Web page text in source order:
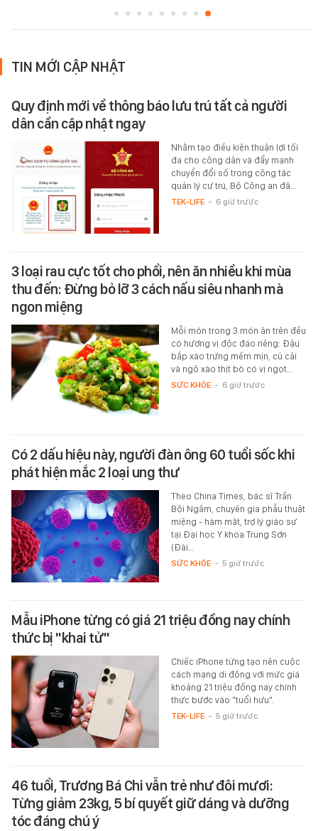
TIN MỚI CẬP NHẬT
Quy định mới về thông báo lưu trú tất cả người
dân cần cập nhật ngay
Nhằm tạo điều kiện thuận lợi tối
đa cho công dân và đẩy mạnh
chuyển đổi số trong công tác
quản lý cư trú, Bộ Công an đã…
TEK-LIFE - 6 giờ trước
3 loại rau cực tốt cho phổi, nên ăn nhiều khi mùa
thu đến: Đừng bỏ lỡ 3 cách nấu siêu nhanh mà
ngon miệng
Mỗi món trong 3 món ăn trên đều
có hương vị độc đáo riêng: Đậu
bắp xào trứng mềm mịn, củ cải
và ngô xào thịt bò có vị ngọt…
SỨC KHỎE - 6 giờ trước
Có 2 dấu hiệu này, người đàn ông 60 tuổi sốc khi
phát hiện mắc 2 loại ung thư
Theo China Times, bác sĩ Trần
Bội Ngâm, chuyên gia phẫu thuật
miệng - hàm mặt, trợ lý giáo sư
tại Đại học Y khoa Trung Sơn
(Đài…
SỨC KHỎE - 5 giờ trước
Mẫu iPhone từng có giá 21 triệu đồng nay chính
thức bị "khai tử"
Chiếc iPhone từng tạo nên cuộc
cách mạng di động với mức giá
khoảng 21 triệu đồng nay chính
thức bước vào "tuổi hưu".
TEK-LIFE - 5 giờ trước
46 tuổi, Trương Bá Chi vẫn trẻ như đôi mươi:
Từng giảm 23kg, 5 bí quyết giữ dáng và dưỡng
tóc đáng chú ý